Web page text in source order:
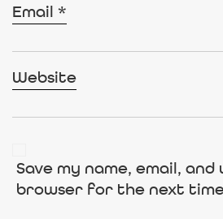
Email *
Website
Save my name, email,
browser for the next